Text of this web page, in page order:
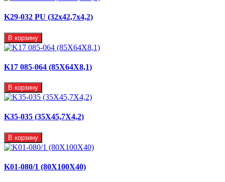
K29-032 PU (32x42,7x4,2)
В корзину
K17 085-064 (85X64X8,1)
В корзину
K35-035 (35X45,7X4,2)
В корзину
K01-080/1 (80X100X40)